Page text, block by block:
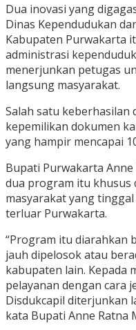
Dua inovasi yang
Dinas Kependudukan
Kabupaten Purwakarta
administrasi
menerjunkan petugas
langsung masyarakat.
Salah satu
kepemilikan dokumen
yang hampir mencapai
Bupati Purwakarta
dua program itu
masyarakat yang
terluar Purwakarta.
“Program itu diarahkan
jauh dipelosok atau
kabupaten lain. Kepada
pelayanan dengan cara
Disdukcapil diterjunkan
kata Bupati Anne Ratna